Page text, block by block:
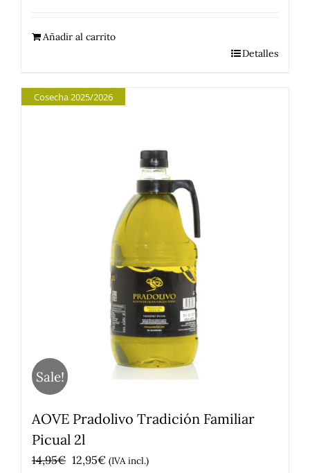
era:
es:
Añadir al carrito
Detalles
Sale!
Cosecha 2025/2026
AOVE Pradolivo Tradición Familiar
Picual 2l
14,95€ El
12,95€El(IVA incl.)